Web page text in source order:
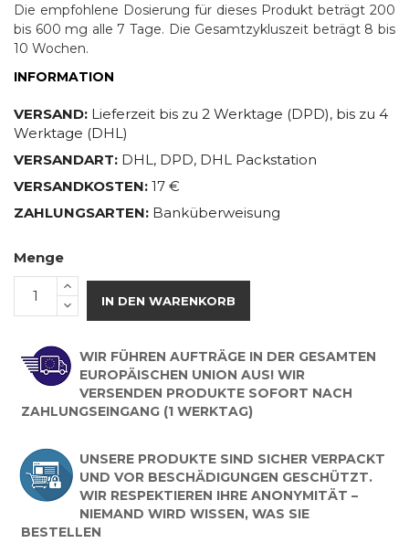
Die empfohlene Dosierung für dieses Produkt beträgt 200
bis 600 mg alle 7 Tage. Die Gesamtzykluszeit beträgt 8 bis
10 Wochen.
INFORMATION
VERSAND: Lieferzeit bis zu 2 Werktage (DPD), bis zu 4
Werktage (DHL)
VERSANDART: DHL, DPD, DHL Packstation
VERSANDKOSTEN: 17 €
ZAHLUNGSARTEN: Banküberweisung
Menge
IN DEN WARENKORB
WIR FÜHREN AUFTRÄGE IN DER GESAMTEN
EUROPÄISCHEN UNION AUS! WIR
VERSENDEN PRODUKTE SOFORT NACH
ZAHLUNGSEINGANG (1 WERKTAG)
UNSERE PRODUKTE SIND SICHER VERPACKT
UND VOR BESCHÄDIGUNGEN GESCHÜTZT.
WIR RESPEKTIEREN IHRE ANONYMITÄT –
NIEMAND WIRD WISSEN, WAS SIE
BESTELLEN